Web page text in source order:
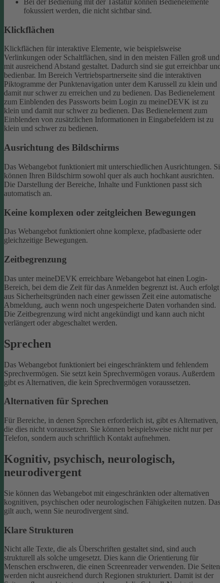
Bei der Bedienung mit der Tastatur können Bedienelemente
fokussiert werden, die nicht sichtbar sind.
Klickflächen
Klickflächen für interaktive Elemente, wie beispielsweise
Verlinkungen oder Schaltflächen, sind in den meisten Fällen groß und
mit ausreichend Abstand gestaltet. Dadurch sind sie gut erreichbar
bedienbar. Im Bereich Vertriebspartnerseite sind die interaktiven
Piktogramme der Punktenavigation unter dem Karussell zu klein und
damit nur schwer zu erreichen und zu bedienen. Das Bedienelement
zum Einblenden des Passworts beim Login zu meineDEVK ist zu
klein und damit nur schwer zu bedienen. Das Bedienelement zum
Einblenden von zusätzlichen Informationen in Eingabefeldern ist zu
klein und schwer zu bedienen.
Ausrichtung des Bildschirms
Das Webangebot funktioniert mit unterschiedlichen Ausrichtungen.
können Ihren Bildschirm sowohl quer als auch hochkant ausrichten.
Die Darstellung der Bereiche, Inhalte und Funktionen passt sich
automatisch an.
Keine komplexen oder zeitgleichen Bewegungen
Das Webangebot funktioniert ohne komplexe, pfadbasierte oder
gleichzeitige Bewegungen.
Zeitbegrenzung
Das unter meineDEVK erreichbare Webangebot hat einen Login-
Bereich, bei dem die Zeit für das Anmelden begrenzt ist. Auch erfolgt
aus Sicherheitsgründen nach einer gewissen Zeit eine automatische
Abmeldung, auch wenn noch ungespeicherte Daten vorhanden sind.
Die Zeitbegrenzung wird nicht angekündigt und kann auch nicht
verlängert oder abgeschaltet werden.
Sprechen
Das Webangebot funktioniert bei eingeschränktem und fehlendem
Sprechvermögen. Sie setzt kein Sprechvermögen voraus. Außerdem
gibt es Alternativen, die kein Sprechvermögen voraussetzen.
Alternativen für Sprechen
Für Bereiche, in denen Sprechen erforderlich ist, gibt es Alternativen,
die dies nicht voraussetzen. Sie können beispielsweise nicht nur per
Telefon, sondern auch schriftlich Kontakt aufnehmen.
Kognitiv, psychisch, neurologisch,
neurodivergent
Sie können das Webangebot mit eingeschränkten oder alternativen
kognitiven, psychischen oder neurologischen Fähigkeiten nutzen. Das
gilt auch, wenn Sie neurodivergent sind.
Klare Strukturen
Nicht alle Texte, die als Überschriften gestaltet sind, sind auch
strukturell als solche umgesetzt. Dies kann die Orientierung für
Menschen erschweren, die einen Screenreader verwenden. Die Seiten
werden nicht ausreichend durch Regionen strukturiert. Damit ist der